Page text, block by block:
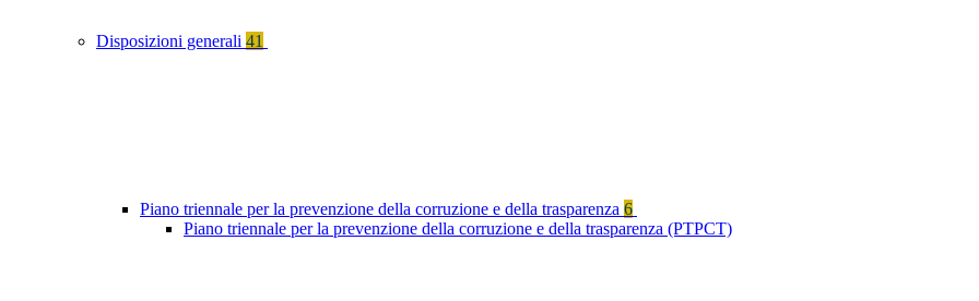
Disposizioni generali 41
Piano triennale per la prevenzione della corruzione e della trasparenza 6
Piano triennale per la prevenzione della corruzione e della trasparenza (PTPCT)